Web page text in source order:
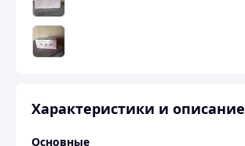
Характеристики и описание
Основные